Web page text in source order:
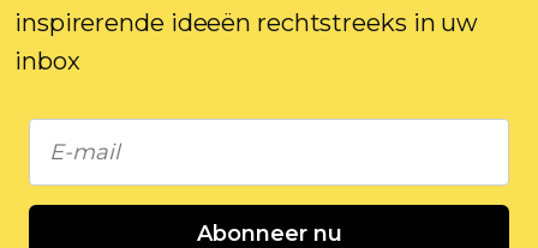
inspirerende ideeën rechtstreeks in uw
inbox
Abonneer nu